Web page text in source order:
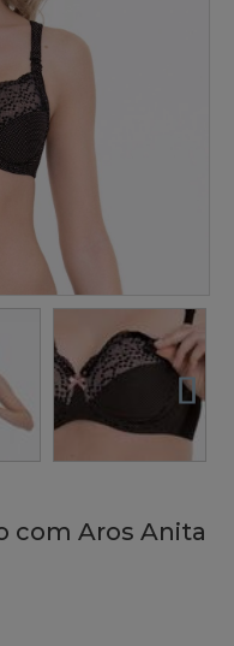
com Aros Anita